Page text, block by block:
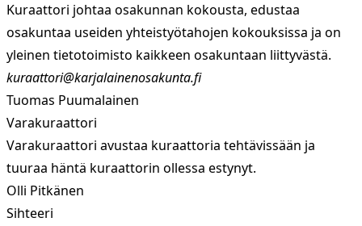
Kuraattori johtaa osakunnan kokousta, edustaa
osakuntaa useiden yhteistyötahojen kokouksissa ja on
yleinen tietotoimisto kaikkeen osakuntaan liittyvästä.
kuraattori@karjalainenosakunta.fi
Tuomas Puumalainen
Varakuraattori
Varakuraattori avustaa kuraattoria tehtävissään ja
tuuraa häntä kuraattorin ollessa estynyt.
Olli Pitkänen
Sihteeri